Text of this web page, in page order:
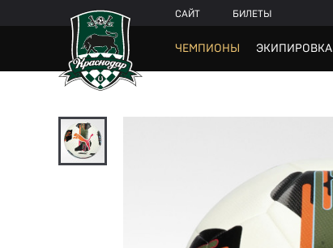
САЙТ БИЛЕТЫ
ЧЕМПИОНЫ ЭКИПИРОВКА